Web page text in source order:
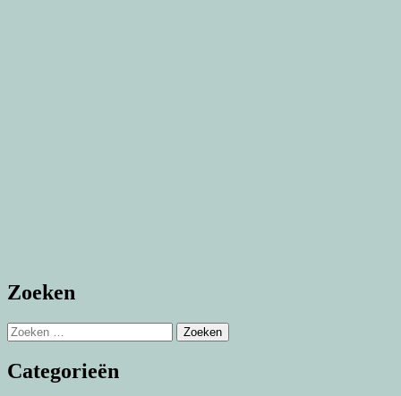
Zoeken
Zoeken
naar:
Categorieën